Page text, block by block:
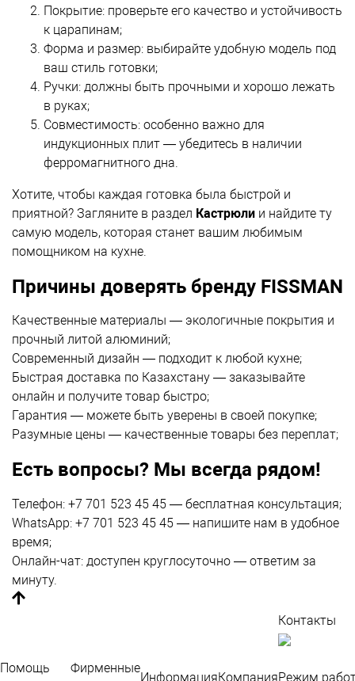
Покрытие: проверьте его качество и устойчивость
к царапинам;
Форма и размер: выбирайте удобную модель под
ваш стиль готовки;
Ручки: должны быть прочными и хорошо лежать
в руках;
Совместимость: особенно важно для
индукционных плит — убедитесь в наличии
ферромагнитного дна.
Хотите, чтобы каждая готовка была быстрой и
приятной? Загляните в раздел Кастрюли и найдите ту
самую модель, которая станет вашим любимым
помощником на кухне.
Причины доверять бренду FISSMAN
Качественные материалы — экологичные покрытия и
прочный литой алюминий;
Современный дизайн — подходит к любой кухне;
Быстрая доставка по Казахстану — заказывайте
онлайн и получите товар быстро;
Гарантия — можете быть уверены в своей покупке;
Разумные цены — качественные товары без переплат;
Есть вопросы? Мы всегда рядом!
Телефон: +7 701 523 45 45 — бесплатная консультация;
WhatsApp: +7 701 523 45 45 — напишите нам в удобное
время;
Онлайн-чат: доступен круглосуточно — ответим за
минуту.
Помощь
Фирменные
ИнформацияКомпания
Контакты
Режим